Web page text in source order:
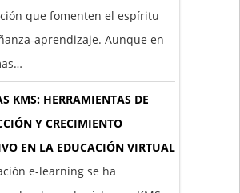
que fomenten el espíritu
aprendizaje. Aunque en
KMS: HERRAMIENTAS DE
Y CRECIMIENTO
EN LA EDUCACIÓN VIRTUAL
e-learning se ha